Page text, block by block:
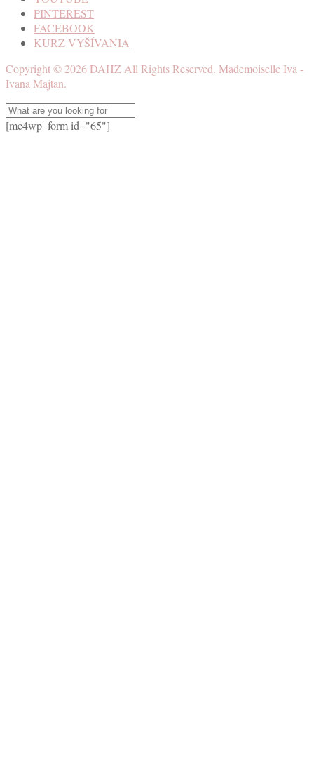
PINTEREST
FACEBOOK
KURZ VYŠÍVANIA
Copyright ©2026DAHZ All Rights Reserved. Mademoiselle Iva -
Ivana Majtan.
[mc4wp_form id="65"]